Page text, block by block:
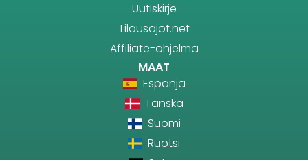
Uutiskirje
Tilausajot.net
Affiliate-ohjelma
MAAT
Espanja
Tanska
Suomi
Ruotsi